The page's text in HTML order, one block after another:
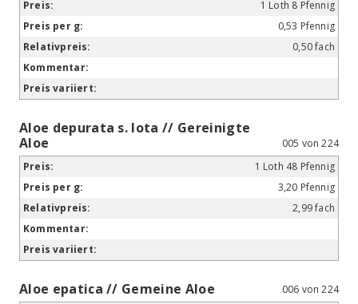
1 Loth 8 Pfennig
0,53 Pfennig
0,50 fach
Aloe depurata s. lota // Gereinigte
Aloe
005 von 224
1 Loth 48 Pfennig
3,20 Pfennig
2,99 fach
Aloe epatica // Gemeine Aloe
006 von 224